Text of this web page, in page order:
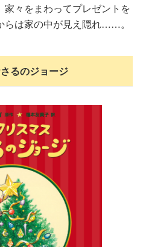
々をまわってプレゼントを
らは家の中が見え隠れ……。
るのジョージ